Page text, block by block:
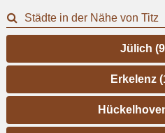
Städte in der Nähe von Titz
Jülich
Erkelenz